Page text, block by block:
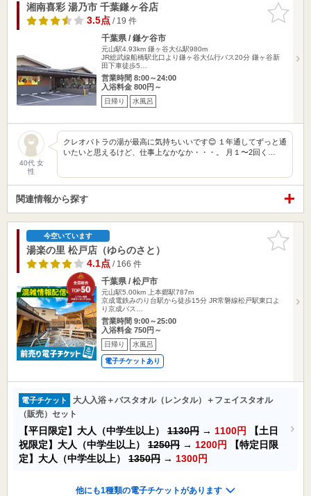
お気に入
りに追加
湘南喜彩 湯乃市 千葉鎌ヶ谷店
3.5点/ 19 件
千葉県 / 鎌ケ谷市
元山駅4.93km 鎌ヶ谷大仏駅980m
JR総武線船橋駅北口より鎌ヶ谷大仏行バス20分 鎌ヶ谷新
田下車徒歩5…
営業時間 8:00～24:00
入浴料金 800円～
日帰り 水風呂
40代 女
性
クレオパトラの湯が最高に気持ちいいです😊 １年通してずっと通
いたいと思えるけど、仕事上なかなか・・・。 月１〜2回く…
関連情報から探す
お気に入
りに追加
今空いています
湯楽の里 松戸店（ゆらのさと）
4.1点/ 166 件
千葉県 / 松戸市
元山駅5.00km
上本郷駅787m
京成電鉄みのり台駅から徒歩15分 JR常磐線松戸駅東口よ
り京成バス…
営業時間 9:00～25:00
入浴料金 750円～
日帰り 水風呂
電子チケットあり
電子チケット
大人入浴＋バスタオル（レンタル）＋フェイスタオル
（販売）セット
【平日限定】大人（中学生以上） 1130円 → 1100円
【土日
祝限定】大人（中学生以上） 1250円 → 1200円
【特定日限
定】大人（中学生以上） 1350円 → 1300円
他にも1種類の電子チケットがあります